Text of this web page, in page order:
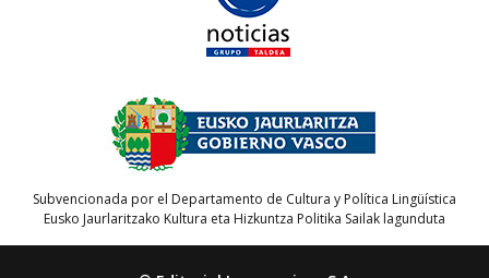
Subvencionada por el Departamento de Cultura y Política Lingüística
Eusko Jaurlaritzako Kultura eta Hizkuntza Politika Sailak lagunduta